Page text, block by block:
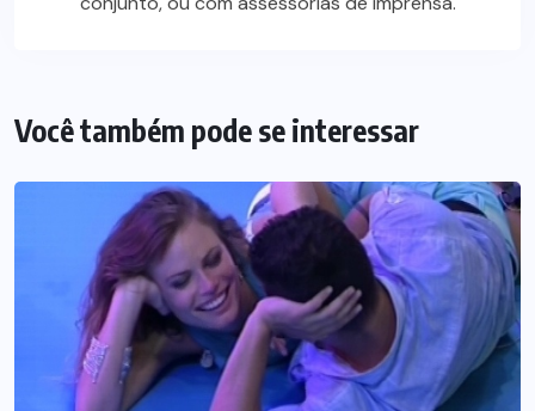
Você também pode se interessar